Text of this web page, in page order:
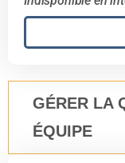
GÉRER LA
ÉQUIPE